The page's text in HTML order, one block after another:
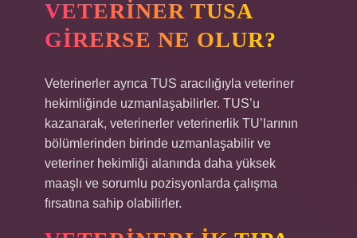
VETERINER TUSA
GIRERSE NE OLUR?
Veterinerler ayrıca TUS aracılığıyla veteriner
hekimliğinde uzmanlaşabilirler. TUS’u
kazanarak, veterinerler veterinerlik TU’larının
bölümlerinden birinde uzmanlaşabilir ve
veteriner hekimliği alanında daha yüksek
maaşlı ve sorumlu pozisyonlarda çalışma
fırsatına sahip olabilirler.